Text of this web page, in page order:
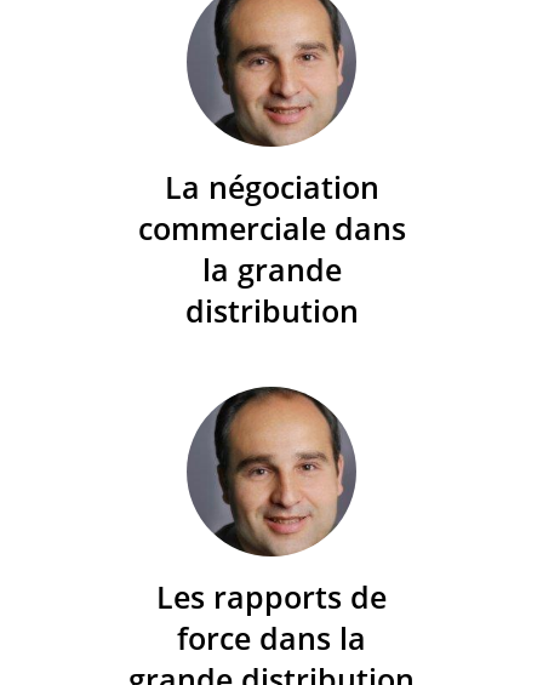
La négociation
commerciale dans
la grande
distribution
Les rapports de
force dans la